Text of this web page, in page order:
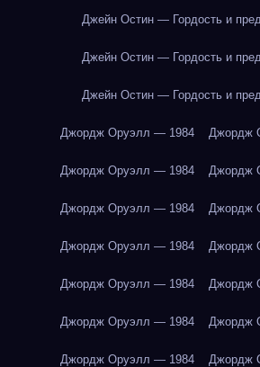
Джейн Остин — Гордость и
Джейн Остин — Гордость и
Джейн Остин — Гордость и
Джордж Оруэлл — 1984 Джордж
Джордж Оруэлл — 1984 Джордж
Джордж Оруэлл — 1984 Джордж
Джордж Оруэлл — 1984 Джордж
Джордж Оруэлл — 1984 Джордж
Джордж Оруэлл — 1984 Джордж
Джордж Оруэлл — 1984 Джордж